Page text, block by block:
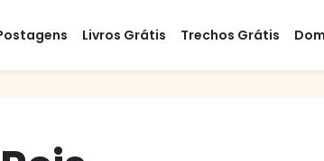
Livros Grátis Trechos Grátis